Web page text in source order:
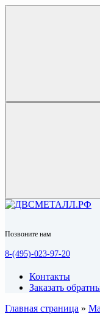
Позвоните нам
8-(495)-023-97-20
Контакты
Заказать
Главная страница »